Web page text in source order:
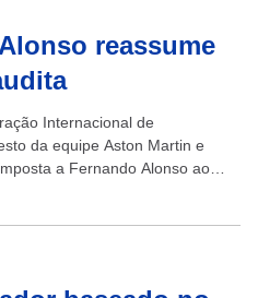
reassume
Internacional de
da equipe Aston Martin e
a Fernando Alonso ao